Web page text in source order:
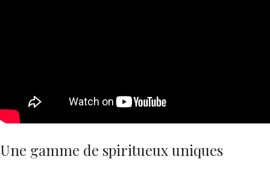
Une gamme de spiritueux uniques